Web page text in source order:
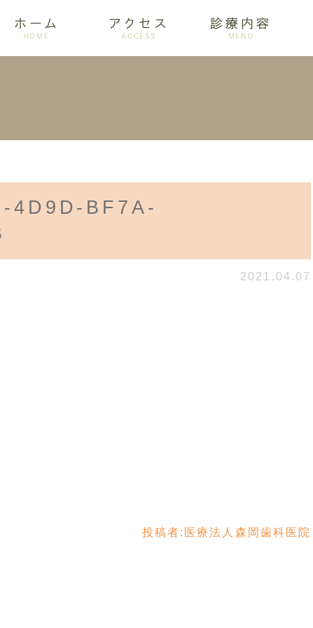
ホーム
HOME
アクセス
ACCESS
診療内容
MENU
訪問歯科 歯周病 ホワイトニング
設備紹介 アクセス
グ
4D9D-BF7A-
2021.04.07
投稿者: 医療法人森岡歯科医院